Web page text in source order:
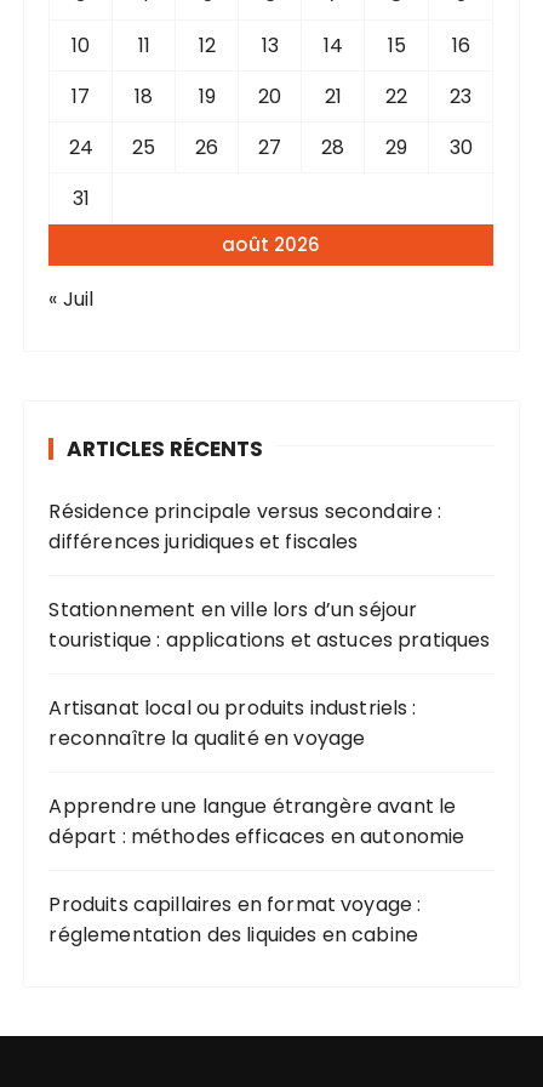
août 2026
10
11 12 13 14 15
16
17
18 19 20 21 22
23
24
25 26 27 28 29
30
31
« Juil
ARTICLES RÉCENTS
Résidence principale versus secondaire :
différences juridiques et fiscales
Stationnement en ville lors d’un séjour
touristique : applications et astuces pratiques
Artisanat local ou produits industriels :
reconnaître la qualité en voyage
Apprendre une langue étrangère avant le
départ : méthodes efficaces en autonomie
Produits capillaires en format voyage :
réglementation des liquides en cabine